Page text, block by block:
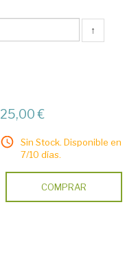
↑
25,00 €
Sin Stock. Disponible en
7/10 días.
COMPRAR